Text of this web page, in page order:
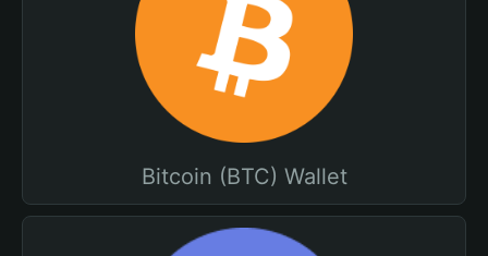
Bitcoin (BTC) Wallet